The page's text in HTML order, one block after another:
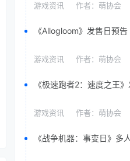
游戏资讯 作者： 萌协会
《Allogloom》发售日预告
游戏资讯 作者： 萌协会
《极速跑者2：速度之王
游戏资讯 作者： 萌协会
《战争机器：事变日》多